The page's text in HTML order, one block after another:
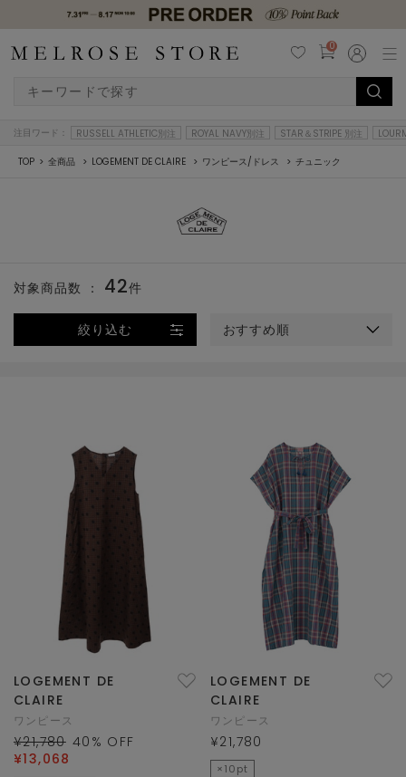
0
注目ワード： RUSSELL ATHLETIC別注 ROYAL NAVY別注 STAR＆STRIPE 別注
TOP 全商品 LOGEMENT DE CLAIRE ワンピース/ドレス チュニック
絞り込む おすすめ順
対象商品数 ： 42件
LOGEMENT DE
CLAIRE
ワンピース
¥21,780 40 % OFF
¥13,068
LOGEMENT DE
CLAIRE
ワンピース
¥21,780
×10pt